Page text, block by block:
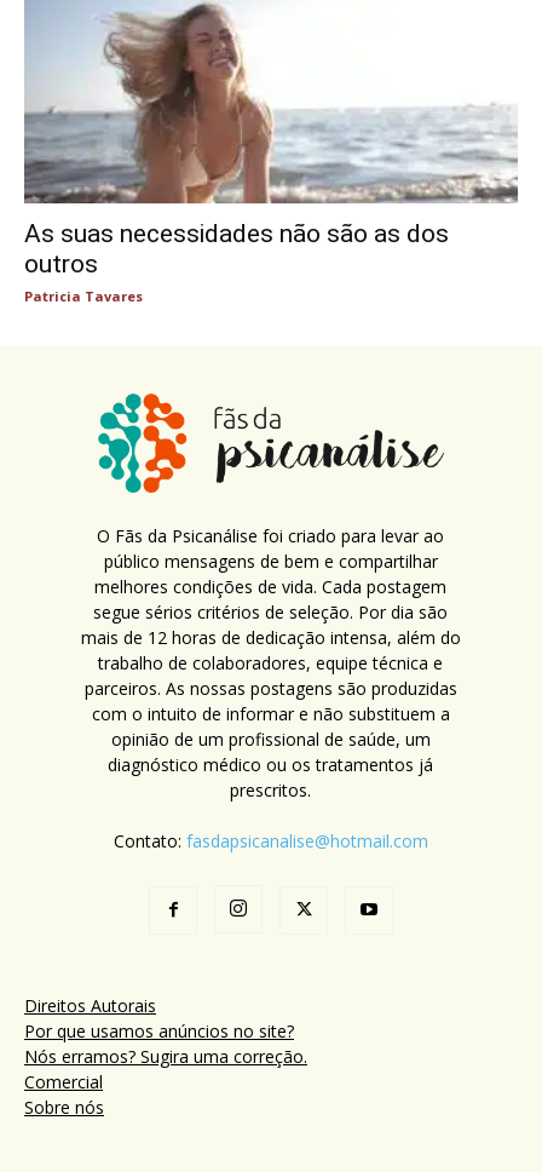
As suas necessidades não são as dos
outros
Patricia Tavares
O Fãs da Psicanálise foi criado para levar ao
público mensagens de bem e compartilhar
melhores condições de vida. Cada postagem
segue sérios critérios de seleção. Por dia são
mais de 12 horas de dedicação intensa, além do
trabalho de colaboradores, equipe técnica e
parceiros. As nossas postagens são produzidas
com o intuito de informar e não substituem a
opinião de um profissional de saúde, um
diagnóstico médico ou os tratamentos já
prescritos.
Contato: fasdapsicanalise@hotmail.com
Direitos Autorais
Por que usamos anúncios no site?
Nós erramos? Sugira uma correção.
Comercial
Sobre nós